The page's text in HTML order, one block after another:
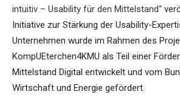
intuitiv – Usability für den Mittelstand“
Initiative zur Stärkung der Usability-
Unternehmen wurde im Rahmen des
KompUEterchen4KMU als Teil einer
Mittelstand Digital entwickelt und vom
Wirtschaft und Energie gefördert.